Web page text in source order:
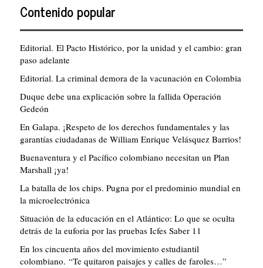
Contenido popular
Editorial. El Pacto Histórico, por la unidad y el cambio: gran
paso adelante
Editorial. La criminal demora de la vacunación en Colombia
Duque debe una explicación sobre la fallida Operación
Gedeón
En Galapa. ¡Respeto de los derechos fundamentales y las
garantías ciudadanas de William Enrique Velásquez Barrios!
Buenaventura y el Pacífico colombiano necesitan un Plan
Marshall ¡ya!
La batalla de los chips. Pugna por el predominio mundial en
la microelectrónica
Situación de la educación en el Atlántico: Lo que se oculta
detrás de la euforia por las pruebas Icfes Saber 11
En los cincuenta años del movimiento estudiantil
colombiano. “Te quitaron paisajes y calles de faroles…”